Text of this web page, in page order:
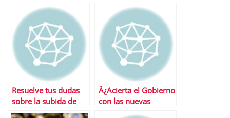
econÃ³mica?
Resuelve tus dudas
sobre la subida de
IVA
Â¿Acierta el Gobierno
con las nuevas